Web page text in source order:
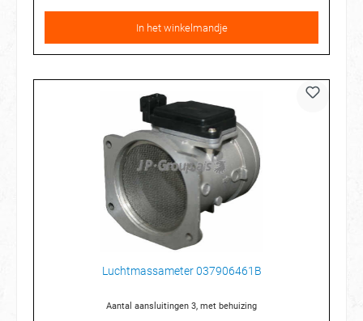
In het winkelmandje
Luchtmassameter 037906461B
Aantal aansluitingen 3, met behuizing